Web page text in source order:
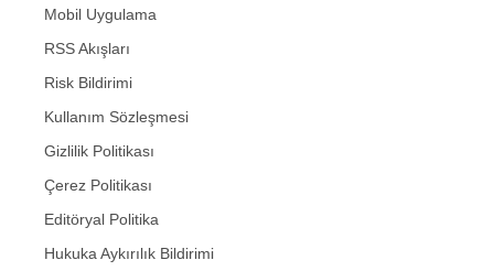
Mobil Uygulama
RSS Akışları
Risk Bildirimi
Kullanım Sözleşmesi
Gizlilik Politikası
Çerez Politikası
Editöryal Politika
Hukuka Aykırılık Bildirimi